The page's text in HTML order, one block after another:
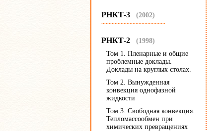
РНКТ-3 (2002)
...........................................
РНКТ-2 (1998)
Том 1. Пленарные и общие
проблемные доклады.
Доклады на круглых столах.
Том 2. Вынужденная
конвекция однофазной
жидкости
Том 3. Свободная конвекция.
Тепломассообмен при
химических превращениях